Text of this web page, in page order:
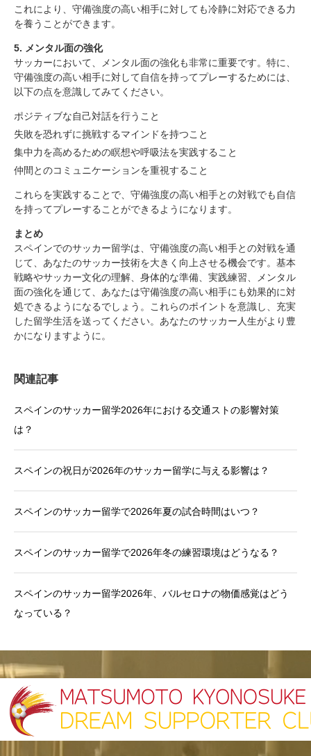
これにより、守備強度の高い相手に対しても冷静に対応できる力
を養うことができます。
5. メンタル面の強化
サッカーにおいて、メンタル面の強化も非常に重要です。特に、
守備強度の高い相手に対して自信を持ってプレーするためには、
以下の点を意識してみてください。
ポジティブな自己対話を行うこと
失敗を恐れずに挑戦するマインドを持つこと
集中力を高めるための瞑想や呼吸法を実践すること
仲間とのコミュニケーションを重視すること
これらを実践することで、守備強度の高い相手との対戦でも自信
を持ってプレーすることができるようになります。
まとめ
スペインでのサッカー留学は、守備強度の高い相手との対戦を通
じて、あなたのサッカー技術を大きく向上させる機会です。基本
戦略やサッカー文化の理解、身体的な準備、実践練習、メンタル
面の強化を通じて、あなたは守備強度の高い相手にも効果的に対
処できるようになるでしょう。これらのポイントを意識し、充実
した留学生活を送ってください。あなたのサッカー人生がより豊
かになりますように。
関連記事
スペインのサッカー留学2026年における交通ストの影響対策
は？
スペインの祝日が2026年のサッカー留学に与える影響は？
スペインのサッカー留学で2026年夏の試合時間はいつ？
スペインのサッカー留学で2026年冬の練習環境はどうなる？
スペインのサッカー留学2026年、バルセロナの物価感覚はどう
なっている？